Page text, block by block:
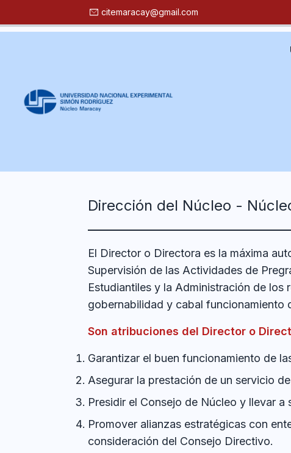
citemaracay@gmail.com
Dirección del Núcleo -
El Director o Directora es la máxima
Supervisión de las Actividades de
Estudiantiles y la Administración de los
gobernabilidad y cabal funcionamiento
Son atribuciones del Director o
Garantizar el buen funcionamiento de
Asegurar la prestación de un servicio
Presidir el Consejo de Núcleo y llevar
Promover alianzas estratégicas con
consideración del Consejo Directivo.